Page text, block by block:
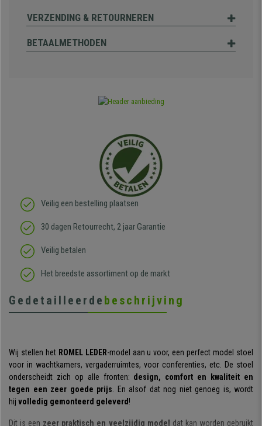
VERZENDING & RETOURNEREN
BETAALMETHODEN
Veilig een bestelling plaatsen
30 dagen Retourrecht, 2 jaar Garantie
Veilig betalen
Het breedste assortiment op de markt
Gedetailleerde beschrijving
Wij stellen het ROMEL LEDER-model aan u voor, een perfect model stoel
voor in wachtkamers, vergaderruimtes, voor conferenties, etc. De stoel
onderscheidt zich op alle fronten: design, comfort en kwaliteit en
tegen een zeer goede prijs. En alsof dat nog niet genoeg is, wordt
hij volledig gemonteerd geleverd!
Dit is een zeer praktisch en veelzijdig model dat kan worden gebruikt